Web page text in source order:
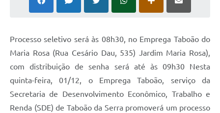
Processo seletivo será às 08h30, no Emprega Taboão do
Maria Rosa (Rua Cesário Dau, 535) Jardim Maria Rosa),
com distribuição de senha será até às 09h30 Nesta
quinta-feira, 01/12, o Emprega Taboão, serviço da
Secretaria de Desenvolvimento Econômico, Trabalho e
Renda (SDE) de Taboão da Serra promoverá um processo